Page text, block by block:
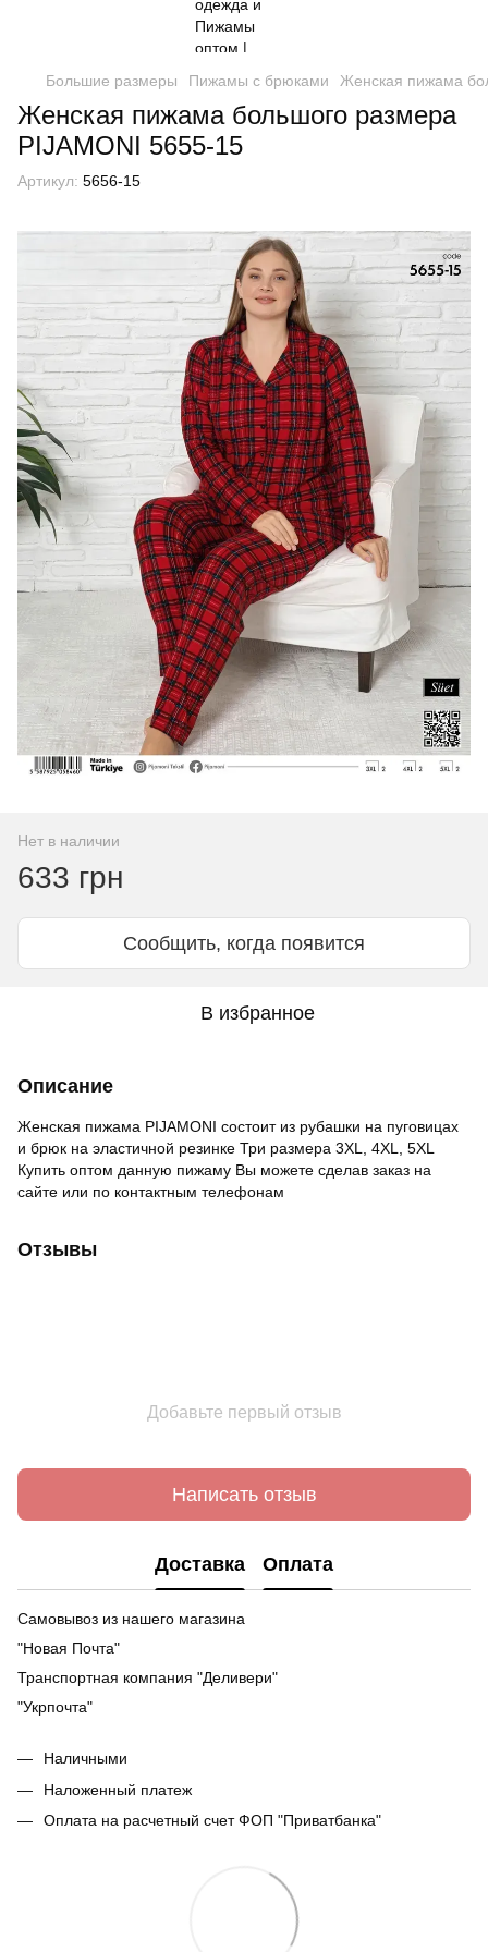
Большие размеры Пижамы с брюками Женская пижама
Женская пижама большого размера
PIJAMONI 5655-15
Артикул: 5656-15
Нет в наличии
633 грн
Сообщить, когда появится
В избранное
Описание
Женская пижама PIJAMONI состоит из рубашки на пуговицах
и брюк на эластичной резинке Три размера 3XL, 4XL, 5XL
Купить оптом данную пижаму Вы можете сделав заказ на
сайте или по контактным телефонам
Отзывы
Добавьте первый отзыв
Написать отзыв
Доставка Оплата
Самовывоз из нашего магазина
"Новая Почта"
Транспортная компания "Деливери"
"Укрпочта"
Наличными
Наложенный платеж
Оплата на расчетный счет ФОП "Приватбанка"